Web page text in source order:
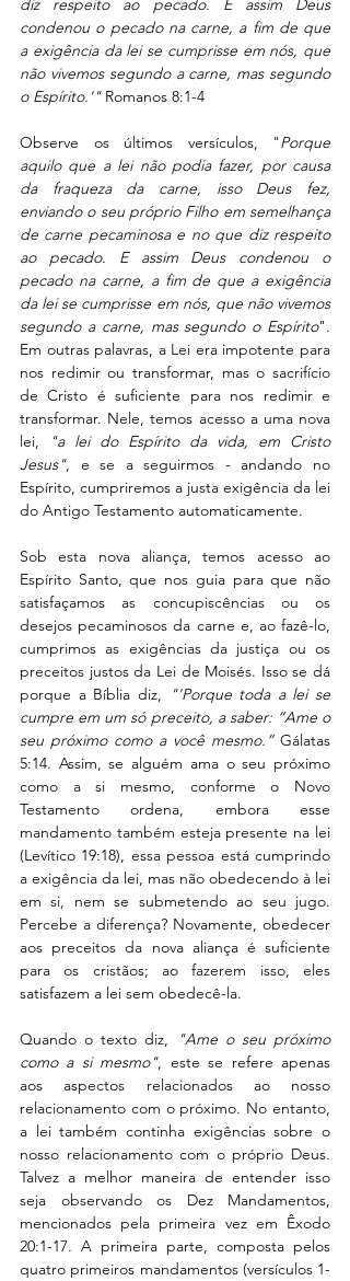
diz respeito ao pecado. E assim Deus
condenou o pecado na carne, a fim de que
a exigência da lei se cumprisse em nós, que
não vivemos segundo a carne, mas segundo
o Espírito.'" Romanos 8:1-4
Observe os últimos versículos, "Porque
aquilo que a lei não podia fazer, por causa
da fraqueza da carne, isso Deus fez,
enviando o seu próprio Filho em semelhança
de carne pecaminosa e no que diz respeito
ao pecado. E assim Deus condenou o
pecado na carne, a fim de que a exigência
da lei se cumprisse em nós, que não vivemos
segundo a carne, mas segundo o Espírito".
Em outras palavras, a Lei era impotente para
nos redimir ou transformar, mas o sacrifício
de Cristo é suficiente para nos redimir e
transformar. Nele, temos acesso a uma nova
lei,
"a lei do Espírito da vida, em Cristo
Jesus", e se a seguirmos - andando no
Espírito, cumpriremos a justa exigência da lei
do Antigo Testamento automaticamente.
Sob esta nova aliança, temos acesso ao
Espírito Santo, que nos guia para que não
satisfaçamos as concupiscências ou os
desejos pecaminosos da carne e, ao fazê-lo,
cumprimos as exigências da justiça ou os
preceitos justos da Lei de Moisés. Isso se dá
porque a Bíblia diz,
"'Porque toda a lei se
cumpre em um só preceito, a saber: “Ame o
seu próximo como a você mesmo.” Gálatas
5:14. Assim, se alguém ama o seu próximo
como a si mesmo, conforme o Novo
Testamento ordena, embora esse
mandamento também esteja presente na lei
(Levítico 19:18), essa pessoa está cumprindo
a exigência da lei, mas não obedecendo à lei
em si, nem se submetendo ao seu jugo.
Percebe a diferença? Novamente, obedecer
aos preceitos da nova aliança é suficiente
para os cristãos; ao fazerem isso, eles
satisfazem a lei sem obedecê-la.
Quando o texto diz,
"Ame o seu próximo
como a si mesmo", este se refere apenas
aos aspectos relacionados ao nosso
relacionamento com o próximo. No entanto,
a lei também continha exigências sobre o
nosso relacionamento com o próprio Deus.
Talvez a melhor maneira de entender isso
seja observando os Dez Mandamentos,
mencionados pela primeira vez em Êxodo
20:1-17. A primeira parte, composta pelos
quatro primeiros mandamentos (versículos 1-